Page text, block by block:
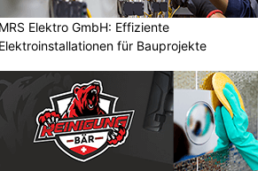
MRS Elektro GmbH: Effiziente
Elektroinstallationen für Bauprojekte